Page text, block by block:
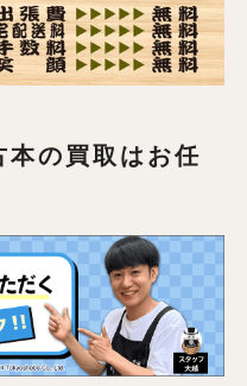
本の買取はお任